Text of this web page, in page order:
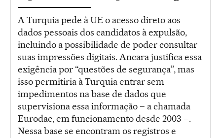
A Turquia pede à UE o acesso direto aos
dados pessoais dos candidatos à expulsão,
incluindo a possibilidade de poder consultar
suas impressões digitais. Ancara justifica essa
exigência por “questões de segurança”, mas
isso permitiria à Turquia entrar sem
impedimentos na base de dados que
supervisiona essa informação – a chamada
Eurodac, em funcionamento desde 2003 –.
Nessa base se encontram os registros e